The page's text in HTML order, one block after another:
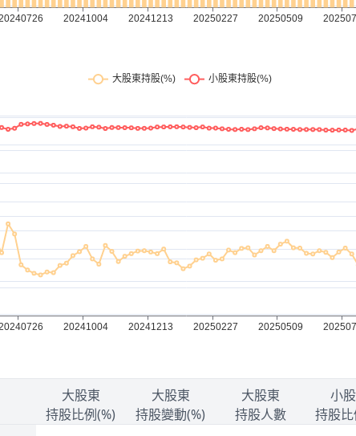
大股東
持股比例(%)
大股東
持股變動(%)
大股東
持股人數
小
持股比